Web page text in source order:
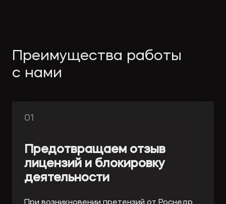
Преимущества работы
с нами
01
Предотвращаем отзыв
лицензий и блокировку
деятельности